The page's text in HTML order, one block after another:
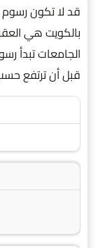
قد لا تكون رسوم
بالكويت هي
قبل أن ترتفع